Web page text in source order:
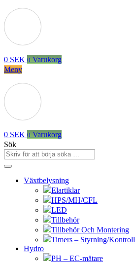
0 SEK 0 Varukorg
Meny
0 SEK 0 Varukorg
Sök
Växtbelysning
Elartiklar
HPS/MH/CFL
LED
Tillbehör
Tillbehör Och Montering
Timers – Styrning/Kontroll
Hydro
PH – EC-mätare